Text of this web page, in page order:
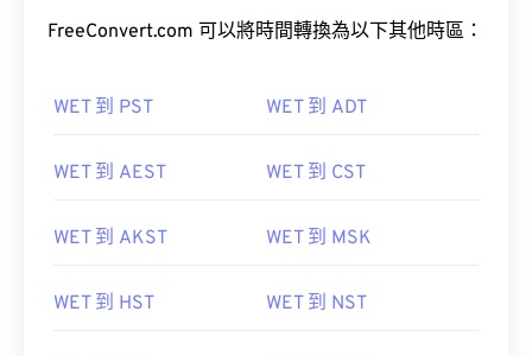
FreeConvert.com 可以將時間轉換為以下其他時區：
WET 到 PST WET 到 ADT
WET 到 AEST WET 到 CST
WET 到 AKST WET 到 MSK
WET 到 HST WET 到 NST